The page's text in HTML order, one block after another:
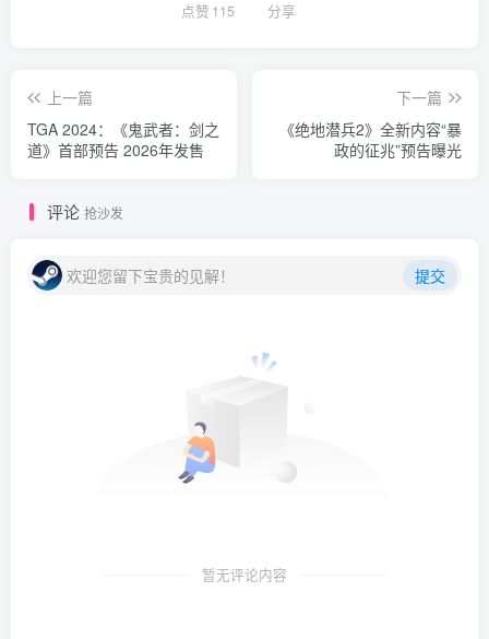
点赞 115 分享
上一篇
TGA 2024：《鬼武者：剑之
道》首部预告 2026年发售
下一篇
《绝地潜兵2》全新内容“暴
政的征兆”预告曝光
评论 抢沙发
欢迎您留下宝贵的见解！ 提交
暂无评论内容